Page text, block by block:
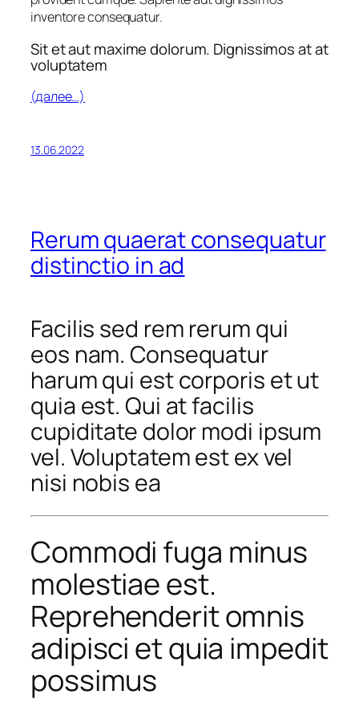
inventore consequatur.
Sit et aut maxime dolorum. Dignissimos at at
voluptatem
(далее…)
13.06.2022
Rerum quaerat consequatur
distinctio in ad
Facilis sed rem rerum qui
eos nam. Consequatur
harum qui est corporis et ut
quia est. Qui at facilis
cupiditate dolor modi ipsum
vel. Voluptatem est ex vel
nisi nobis ea
Commodi fuga minus
molestiae est.
Reprehenderit omnis
adipisci et quia impedit
possimus